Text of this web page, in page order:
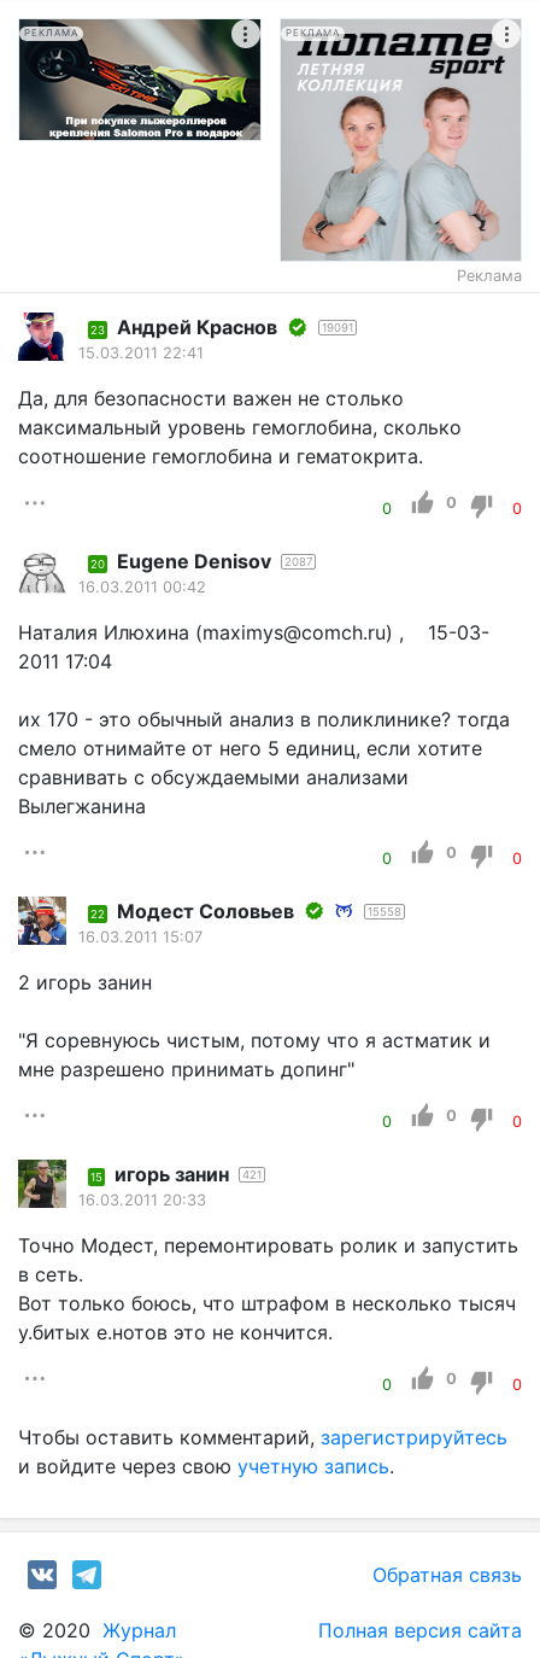
РЕКЛАМА РЕКЛАМА
Реклама
23 Андрей Краснов 19091
15.03.2011 22:41
Да, для безопасности важен не столько
максимальный уровень гемоглобина, сколько
соотношение гемоглобина и гематокрита.
0 0 0
20 Eugene Denisov 2087
16.03.2011 00:42
Наталия Илюхина (maximys@comch.ru) , 15-03-
2011 17:04
их 170 - это обычный анализ в поликлинике? тогда
смело отнимайте от него 5 единиц, если хотите
сравнивать с обсуждаемыми анализами
Вылегжанина
0 0 0
22 Модест Соловьев 15558
16.03.2011 15:07
2 игорь занин
"Я соревнуюсь чистым, потому что я астматик и
мне разрешено принимать допинг"
0 0 0
15 игорь занин 421
16.03.2011 20:33
Точно Модест, перемонтировать ролик и запустить
в сеть.
Вот только боюсь, что штрафом в несколько тысяч
у.битых е.нотов это не кончится.
0 0 0
Чтобы оставить комментарий, зарегистрируйтесь
и войдите через свою учетную запись.
Обратная связь
© 2020 Журнал
Полная версия сайта